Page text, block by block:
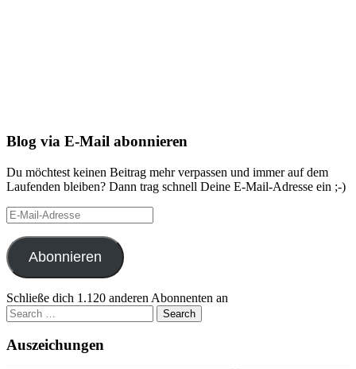
Blog via E-Mail abonnieren
Du möchtest keinen Beitrag mehr verpassen und immer auf dem
Laufenden bleiben? Dann trag schnell Deine E-Mail-Adresse ein ;-)
E-
Mail-
Adresse
Abonnieren
Schließe dich 1.120 anderen Abonnenten an
Search
for:
Auszeichungen